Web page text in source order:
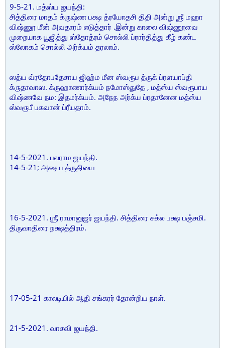
9-5-21. மத்ஸ்ய ஜயந்தி:
சித்திரை மாதம் க்ருஷ்ண பக்ஷ த்ரயோதசி திதி அன்று ஶ்ரீ மஹா
விஷ்ணூ மீன் அவதாரம் எடுத்தார் .இன்று காலை விஷ்ணூவை
முறையாக பூஜித்து ஸ்தோத்ரம் சொல்லி ப்ரார்தித்து கீழ் கண்ட
ஸ்லோகம் சொல்லி அர்க்யம் தரலாம்.
ஸத்ய வ்ரதோபதேசாய ஜிஹ்ம மீன ஸ்வரூப த்ருக் ப்ரளயாப்தி
க்ருதாவாஸ. க்ருஹாணார்க்யம் நமோஸ்துதே , மத்ஸ்ய ஸ்வரூபாய
விஷ்ணவே நம: இதமர்க்யம். அநேந அர்க்ய ப்ரதானேன மத்ஸ்ய
ஸ்வரூபீ பகவான் ப்ரீயதாம்.
14-5-2021. பலராம ஜயந்தி.
14-5-21; அக்ஷய த்ருதியை
16-5-2021. ஶ்ரீ ராமானுஜர் ஜயந்தி. சித்திரை சுக்ல பக்ஷ பஞ்சமி.
திருவாதிரை நக்ஷத்திரம்.
17-05-21 காலடியில் ஆதி சங்கரர் தோன்றிய நாள்.
21-5-2021. வாசவி ஜயந்தி.